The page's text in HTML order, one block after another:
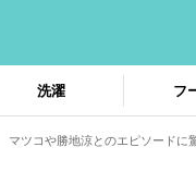
洗濯 フ
ツコや勝地涼とのエピソードに